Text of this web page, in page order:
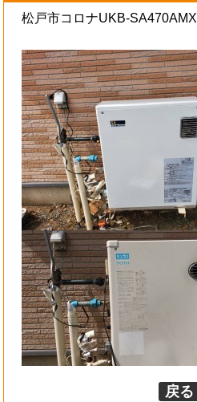
松戸市コロナUKB-SA470AMX
戻る